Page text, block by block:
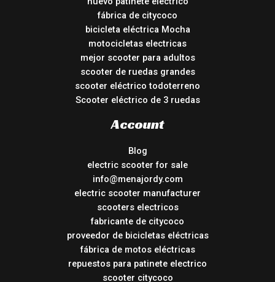
fábrica de citycoco
bicicleta eléctrica Mocha
motocicletas electricas
mejor scooter para adultos
scooter de ruedas grandes
scooter eléctrico todoterreno
Scooter eléctrico de 3 ruedas
Account
Blog
electric scooter for sale
info@menajordy.com
electric scooter manufacturer
scooters electricos
fabricante de citycoco
proveedor de bicicletas eléctricas
fábrica de motos eléctricas
repuestos para patinete electrico
scooter citycoco